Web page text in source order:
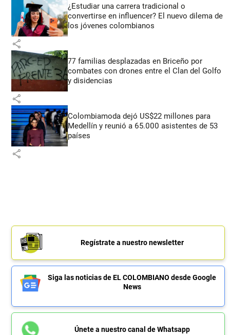
¿Estudiar una carrera tradicional o
convertirse en influencer? El nuevo dilema de
los jóvenes colombianos
share
77 familias desplazadas en Briceño por
combates con drones entre el Clan del Golfo
y disidencias
share
Colombiamoda dejó US$22 millones para
Medellín y reunió a 65.000 asistentes de 53
países
share
Regístrate a nuestro newsletter
Siga las noticias de EL COLOMBIANO desde Google
News
Únete a nuestro canal de Whatsapp